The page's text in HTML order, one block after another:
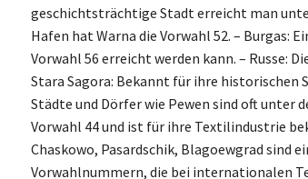
geschichtsträchtige Stadt erreicht man
Hafen hat Warna die Vorwahl 52. – Burgas:
Vorwahl 56 erreicht werden kann. – Russe:
Stara Sagora: Bekannt für ihre historischen
Städte und Dörfer wie Pewen sind oft unter
Vorwahl 44 und ist für ihre Textilindustrie
Chaskowo, Pasardschik, Blagoewgrad sind
Vorwahlnummern, die bei internationalen